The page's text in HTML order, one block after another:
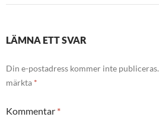
LÄMNA ETT SVAR
Din e-postadress kommer inte publiceras.
märkta *
Kommentar *